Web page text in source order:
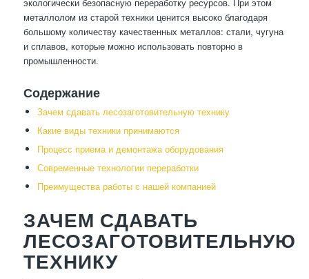
металлолом из старой техники ценится высоко благодаря
большому количеству качественных металлов: стали, чугуна
и сплавов, которые можно использовать повторно в
промышленности.
Содержание
Зачем сдавать лесозаготовительную технику
Какие виды техники принимаются
Процесс приема и демонтажа оборудования
Современные технологии переработки
Преимущества работы с нашей компанией
ЗАЧЕМ СДАВАТЬ
ЛЕСОЗАГОТОВИТЕЛЬНУЮ
ТЕХНИКУ